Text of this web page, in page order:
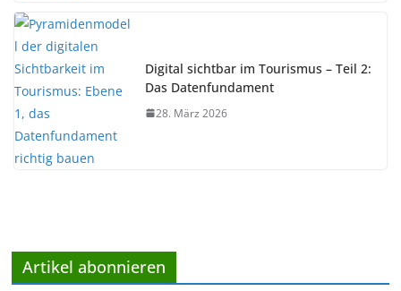
Digital sichtbar im Tourismus – Teil 2:
Das Datenfundament
28. März 2026
Artikel abonnieren